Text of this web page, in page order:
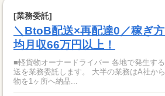
[業務委託]
＼BtoB配送×再配達0／稼ぎ
均月収66万円以上！
■軽貨物オーナードライバー 各地で発生する企業からの スポット配
送を業務委託します。 大半の業務はA社からB社まで、 「1ヶ所の荷
物を1ヶ所へ納品...